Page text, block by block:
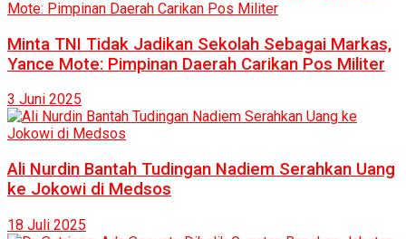
Minta TNI Tidak Jadikan Sekolah Sebagai Markas,
Yance Mote: Pimpinan Daerah Carikan Pos Militer
3 Juni 2025
Ali Nurdin Bantah Tudingan Nadiem Serahkan Uang
ke Jokowi di Medsos
18 Juli 2025